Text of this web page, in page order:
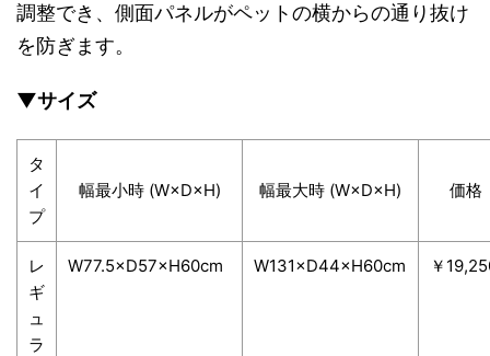
調整でき、側面パネルがペットの横からの通り抜け
を防ぎます。
▼サイズ
タ
イ
プ
幅最小時 (W×D×H) 幅最大時 (W×D×H) 価格
レ
ギ
ュ
ラ
W77.5×D57×H60cm W131×D44×H60cm ￥